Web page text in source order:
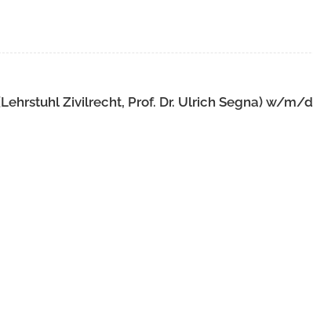
Zivilrecht, Prof. Dr. Ulrich Segna) w/m/d |